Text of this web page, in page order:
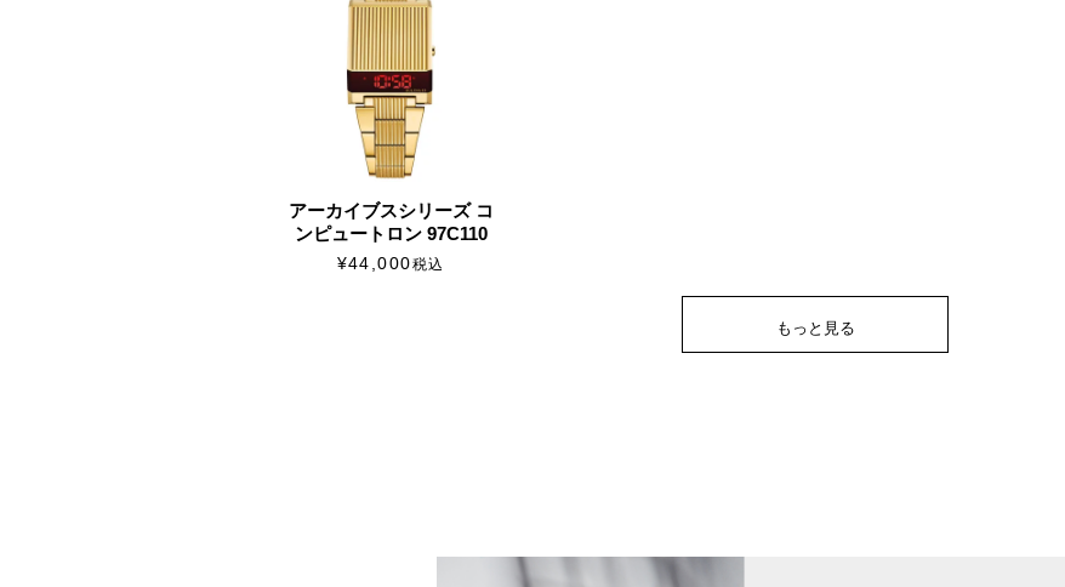
アーカイブスシリーズ コ
ンピュートロン 97C110
¥44,000税込
もっと見る